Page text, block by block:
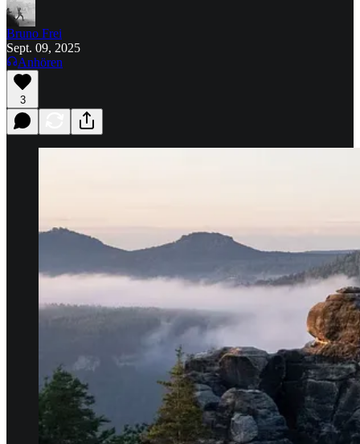
Bruno Frei
Sept. 09, 2025
Anhören
3